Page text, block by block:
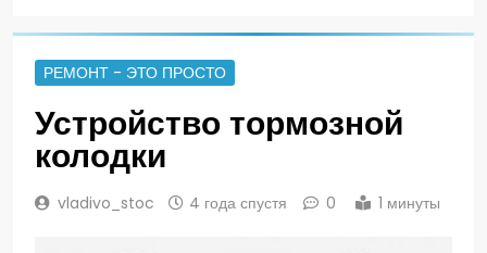
РЕМОНТ - ЭТО ПРОСТО
Устройство тормозной
колодки
vladivo_stoc 4 года спустя 0 1 минуты